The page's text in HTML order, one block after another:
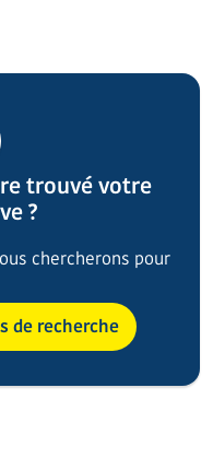
trouvé votre
?
chercherons pour
de recherche